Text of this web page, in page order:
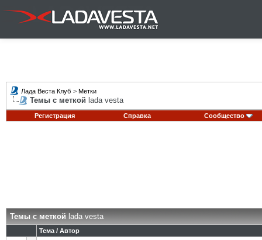
Лада Веста Клуб > Метки
Темы с меткой lada vesta
Регистрация Справка Сообщество
Темы с меткой lada vesta
Тема / Автор